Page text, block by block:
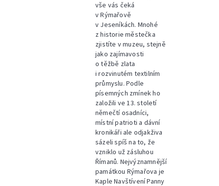
vše vás čeká
v Rýmařově
v Jeseníkách. Mnohé
z historie městečka
zjistíte v muzeu, stejně
jako zajímavosti
o těžbě zlata
i rozvinutém textilním
průmyslu. Podle
písemných zmínek ho
založili ve 13. století
němečtí osadníci,
místní patrioti a dávní
kronikáři ale odjakživa
sázeli spíš na to, že
vzniklo už zásluhou
Římanů. Nejvýznamnější
památkou Rýmařova je
Kaple Navštívení Panny